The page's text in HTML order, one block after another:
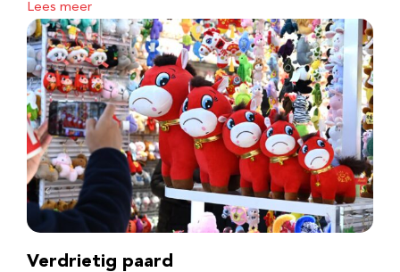
Lees meer
Verdrietig paard